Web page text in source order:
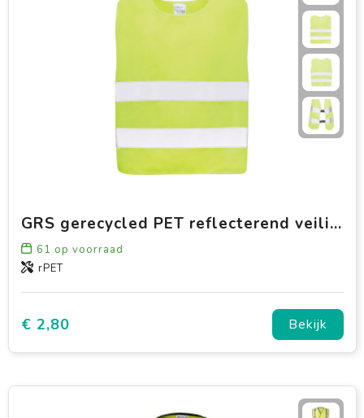
GRS gerecycled PET reflecterend veiligheidsvest 7-12 jaar
61 op voorraad
rPET
€ 2,80 Bekijk